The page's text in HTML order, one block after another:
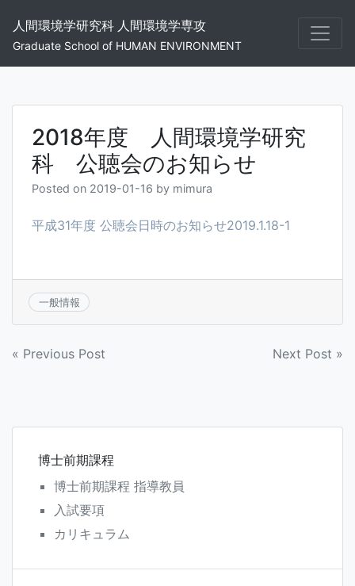
content
人間環境学研究科 人間環境学専攻
Graduate School of HUMAN ENVIRONMENT
2018年度 人間環境学研究
科 公聴会のお知らせ
Posted on 2019-01-16 by mimura
平成31年度 公聴会日時のお知らせ2019.1.18-1
一般情報
投
ナ
ョ
« Previous Post Next Post »
博士前期課程
博士前期課程 指導教員
入試要項
カリキュラム